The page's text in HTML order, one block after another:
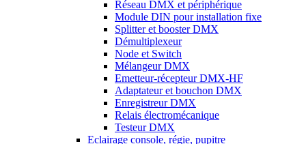
Réseau DMX et périphérique
Module DIN pour installation fixe
Splitter et booster DMX
Démultiplexeur
Node et Switch
Mélangeur DMX
Emetteur-récepteur DMX-HF
Adaptateur et bouchon DMX
Enregistreur DMX
Relais électromécanique
Testeur DMX
Eclairage console, régie, pupitre